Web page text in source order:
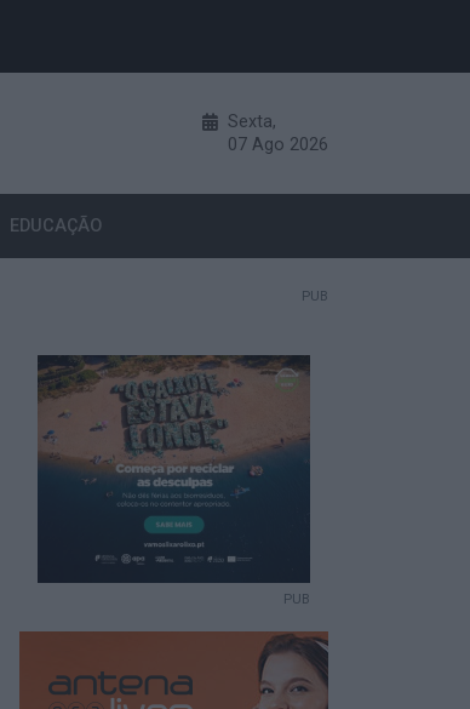
Sexta,
07 Ago 2026
EDUCAÇÃO
PUB
PUB